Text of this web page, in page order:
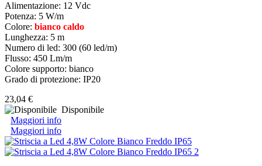
Alimentazione: 12 Vdc
Potenza: 5 W/m
Colore: bianco caldo
Lunghezza: 5 m
Numero di led: 300 (60 led/m)
Flusso: 450 Lm/m
Colore supporto: bianco
Grado di protezione: IP20
23,04 €
Disponibile
Maggiori info
Maggiori info